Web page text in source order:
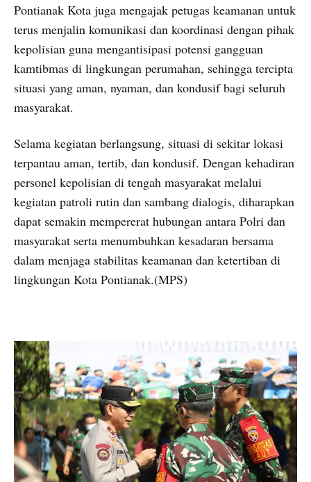
Pontianak Kota juga mengajak petugas keamanan untuk
terus menjalin komunikasi dan koordinasi dengan pihak
kepolisian guna mengantisipasi potensi gangguan
kamtibmas di lingkungan perumahan, sehingga tercipta
situasi yang aman, nyaman, dan kondusif bagi seluruh
masyarakat.
Selama kegiatan berlangsung, situasi di sekitar lokasi
terpantau aman, tertib, dan kondusif. Dengan kehadiran
personel kepolisian di tengah masyarakat melalui
kegiatan patroli rutin dan sambang dialogis, diharapkan
dapat semakin mempererat hubungan antara Polri dan
masyarakat serta menumbuhkan kesadaran bersama
dalam menjaga stabilitas keamanan dan ketertiban di
lingkungan Kota Pontianak.(MPS)